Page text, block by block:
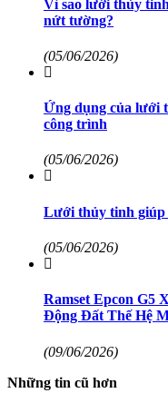
Vì sao lưới thủy
nứt tường?
(05/06/2026)
Ứng dụng của lưới
công trình
(05/06/2026)
Lưới thủy tinh giúp
(05/06/2026)
Ramset Epcon G5
Động Đất Thế Hệ
(09/06/2026)
Những tin cũ hơn